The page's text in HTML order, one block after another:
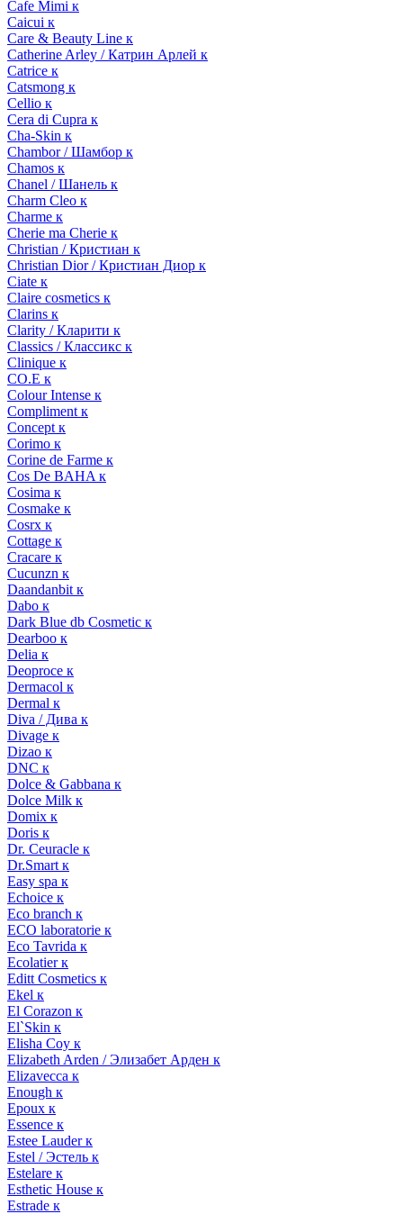
Cafe Mimi к
Caicui к
Care & Beauty Line к
Catherine Arley / Катрин Арлей к
Catrice к
Catsmong к
Cellio к
Cera di Cupra к
Cha-Skin к
Chambor / Шамбор к
Chamos к
Chanel / Шанель к
Charm Cleo к
Charme к
Cherie ma Cherie к
Christian / Кристиан к
Christian Dior / Кристиан Диор к
Ciate к
Claire cosmetics к
Clarins к
Clarity / Кларити к
Classics / Классикс к
Clinique к
CO.E к
Colour Intense к
Compliment к
Concept к
Corimo к
Corine de Farme к
Cos De BAHA к
Cosima к
Cosmake к
Cosrx к
Cottage к
Cracare к
Cucunzn к
Daandanbit к
Dabo к
Dark Blue db Cosmetic к
Dearboo к
Delia к
Deoproce к
Dermacol к
Dermal к
Diva / Дива к
Divage к
Dizao к
DNC к
Dolce & Gabbana к
Dolce Milk к
Domix к
Doris к
Dr. Ceuracle к
Dr.Smart к
Easy spa к
Echoice к
Eco branch к
ECO laboratorie к
Eco Tavrida к
Ecolatier к
Editt Cosmetics к
Ekel к
El Corazon к
El`Skin к
Elisha Coy к
Elizabeth Arden / Элизабет Арден к
Elizavecca к
Enough к
Epoux к
Essence к
Estee Lauder к
Estel / Эстель к
Estelare к
Esthetic House к
Estrade к